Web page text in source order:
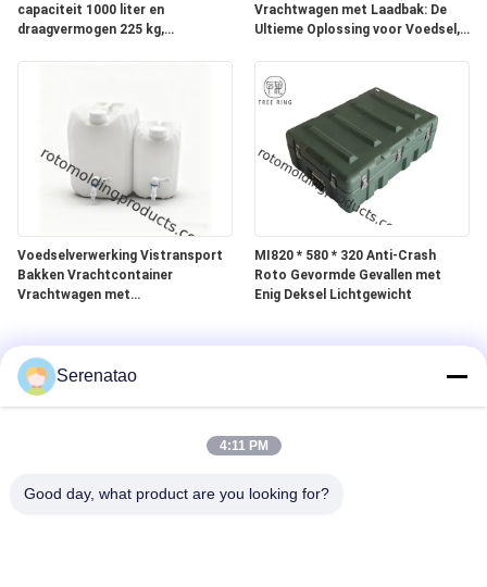
capaciteit 1000 liter en
draagvermogen 225 kg,
Vrachtwagen met Laadbak: De
Ultieme Oplossing voor Voedsel,
Voedselverwerking Vistransport
Bakken Vrachtcontainer
Vrachtwagen met
MI820 * 580 * 320 Anti-Crash
Roto Gevormde Gevallen met
Enig Deksel Lichtgewicht
Serenatao
4:11 PM
Good day, what product are you looking for?